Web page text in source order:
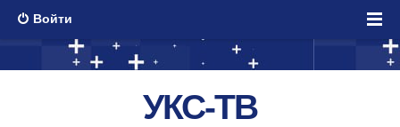
Войти
УКС-ТВ